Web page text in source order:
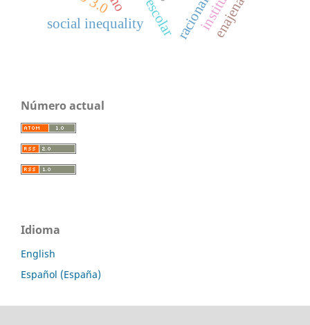
social inequality
Número actual
Idioma
English
Español (España)